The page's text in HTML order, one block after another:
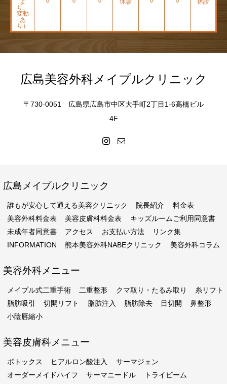
よ
り、
変動
あ
り）
⚪︎ ⚪︎ ⚪︎ 休診 ⚪︎ ⚪︎ 休診
広島美容外科メイプルクリニック
〒730-0051 広島県広島市中区大手町2丁目1-6高橋ビル
4F
広島メイプルクリニック
誰もが安心して通える美容クリニック 院長紹介
料金表
美容外科料金表
美容皮膚科料金表
キッズルームご利用同意書
未成年者同意書
アクセス お支払い方法
リンク集
INFORMATION
熊本美容外科NABEクリニック 美容外科コラム
美容外科メニュー
メイプル式二重手術 二重整形 クマ取り・たるみ取り
糸リフト
脂肪吸引
切開リフト 脂肪注入 脂肪除去 目切開
鼻整形
小陰唇縮小
美容皮膚科メニュー
ボトックス ヒアルロン酸注入
サーマジェン
オーダーメイドハイフ
サーマニードル トライビーム